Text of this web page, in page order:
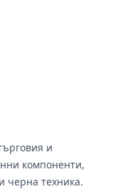
и
компоненти,
черна техника.